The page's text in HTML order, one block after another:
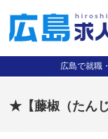
広島で就職
★【藤椒（たん